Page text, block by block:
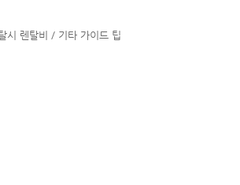
렌탈비 / 기타 가이드 팁